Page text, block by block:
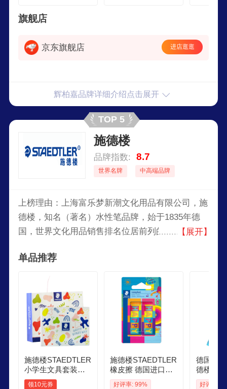
旗舰店
京东旗舰店 进店逛逛
辉柏嘉品牌详细介绍点击展开
TOP 5
施德楼
品牌指数: 8.7
世界名牌 中高端品牌
上榜理由：上海富乐梦新潮文化用品有限公司，施
德楼，知名（著名）水性笔品牌，始于1835年德
国，世界文化用品销售排名位居前列的国际著名品
欧洲较大的铅笔、色铅笔及橡皮擦制造商。
【展开】
单品推荐
施德楼STAEDTLER
小学生文具套装礼
盒 新年礼物 开学大
领10元券
施德楼STAEDTLER
橡皮擦 德国进口学
生用橡皮少屑干净
好评率: 99%
德国
德楼562
文具直
好评率: